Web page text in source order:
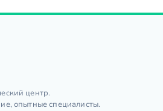
центр.
опытные специалисты.